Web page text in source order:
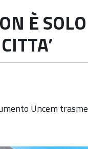
È
Uncem